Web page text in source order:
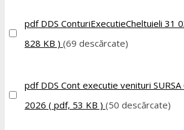
pdf DDS ConturiExecutieCheltuieli 31
828 KB ) (69 descărcate)
pdf DDS Cont executie venituri SURSA
2026 ( pdf, 53 KB ) (50 descărcate)